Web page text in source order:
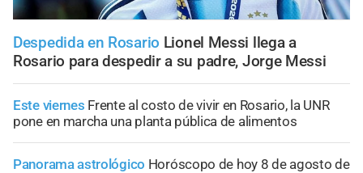
Despedida en Rosario Lionel Messi llega a
Rosario para despedir a su padre, Jorge Messi
Este viernes Frente al costo de vivir en Rosario, la UNR
pone en marcha una planta pública de alimentos
Panorama astrológico Horóscopo de hoy 8 de agosto de